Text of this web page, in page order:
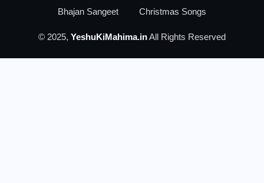
Bhajan Sangeet
Christmas Songs
© 2025, YeshuKiMahima.inAll Rights Reserved